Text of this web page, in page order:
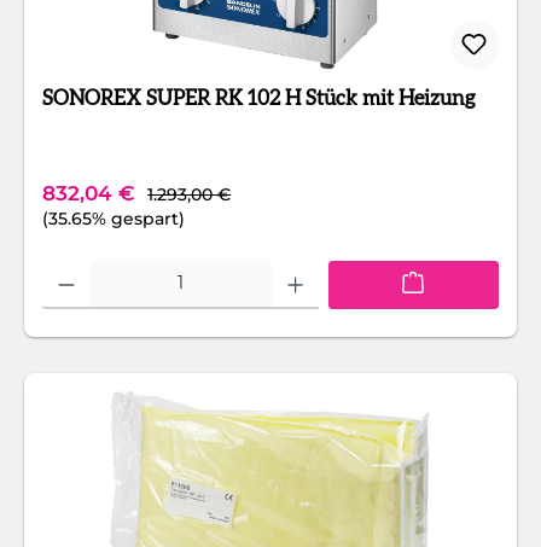
SONOREX SUPER RK 102 H Stück mit Heizung
Verkaufspreis:
832,04 € Regulärer Preis:
1.293,00 €
(35.65% gespart)
Produkt Anzahl: Gib den gewünschten Wert ein oder benutze die